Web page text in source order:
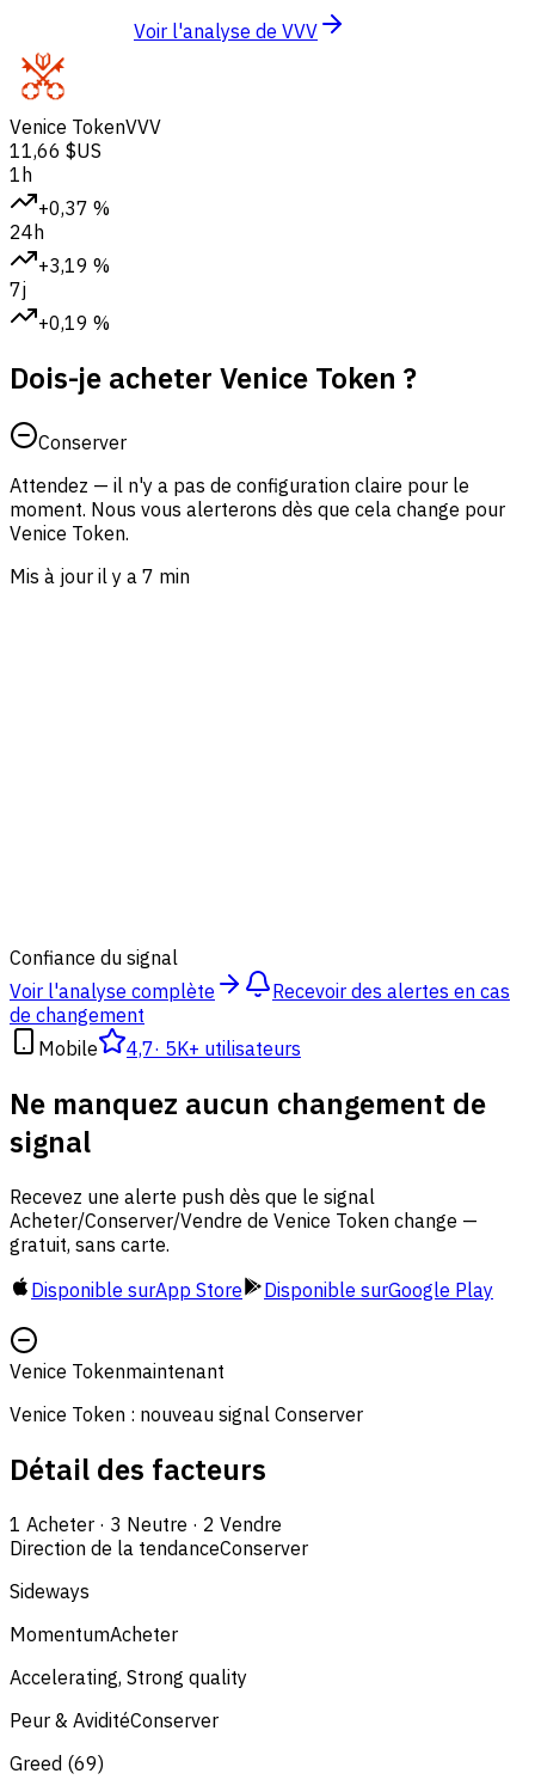
Voir l'analyse de VVV
Venice TokenVVV
11,66 $US
1h
+0,37 %
24h
+3,19 %
7j
+0,19 %
Dois-je acheter Venice Token ?
Conserver
Attendez — il n'y a pas de configuration claire pour le
moment. Nous vous alerterons dès que cela change pour
Venice Token.
Mis à jour il y a 7 min
Confiance du signal
Voir l'analyse complète
Recevoir des alertes en cas
de changement
Mobile
4,7· 5K+ utilisateurs
Ne manquez aucun changement de
signal
Recevez une alerte push dès que le signal
Acheter/Conserver/Vendre de Venice Token change —
gratuit, sans carte.
Disponible surApp Store Disponible surGoogle Play
Venice Tokenmaintenant
Venice Token : nouveau signal Conserver
Détail des facteurs
1 Acheter · 3 Neutre · 2 Vendre
Direction de la tendanceConserver
Sideways
MomentumAcheter
Accelerating, Strong quality
Peur & AviditéConserver
Greed (69)